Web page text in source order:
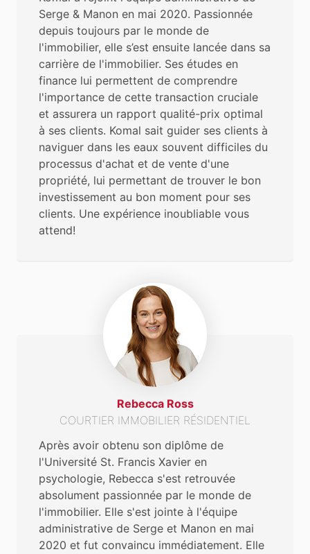
Serge & Manon en mai 2020. Passionnée
depuis toujours par le monde de
l'immobilier, elle s’est ensuite lancée dans sa
carrière de l'immobilier. Ses études en
finance lui permettent de comprendre
l'importance de cette transaction cruciale
et assurera un rapport qualité-prix optimal
à ses clients. Komal sait guider ses clients à
naviguer dans les eaux souvent difficiles du
processus d'achat et de vente d'une
propriété, lui permettant de trouver le bon
investissement au bon moment pour ses
clients. Une expérience inoubliable vous
attend!
Rebecca Ross
COURTIER IMMOBILIER RÉSIDENTIEL
Après avoir obtenu son diplôme de
l'Université St. Francis Xavier en
psychologie, Rebecca s'est retrouvée
absolument passionnée par le monde de
l'immobilier. Elle s'est jointe à l'équipe
administrative de Serge et Manon en mai
2020 et fut convaincu immédiatement. Elle